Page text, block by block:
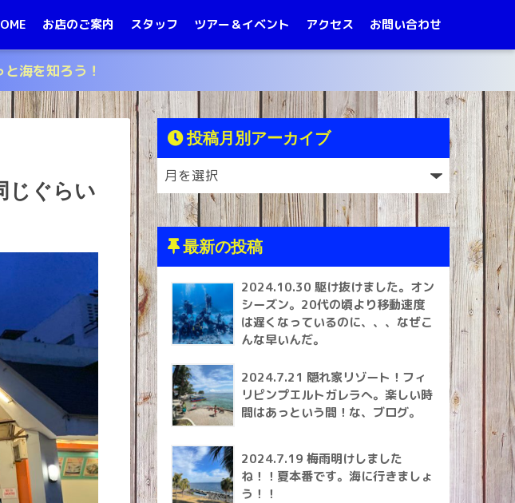
お店のご案内 スタッフ ツアー＆イベント アクセス お問い合わせ
海を知ろう！
じぐらい
投稿月別アーカイブ
最新の投稿
2024.10.30 駆け抜けました。オン
シーズン。20代の頃より移動速度
は遅くなっているのに、、、なぜこ
んな早いんだ。
2024.7.21 隠れ家リゾート！フィ
リピンプエルトガレラへ。楽しい時
間はあっという間！な、ブログ。
2024.7.19 梅雨明けしました
ね！！夏本番です。海に行きましょ
う！！